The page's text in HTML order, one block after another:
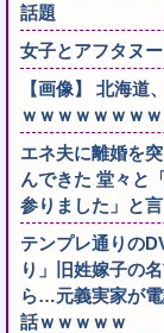
話題
女子とアフタヌ
【画像】 北海道
ｗｗｗｗｗｗｗ
エネ夫に離婚を
んできた 堂々と
参りました」と
テンプレ通りの
り」旧姓嫁子の
ら…元義実家が
話ｗｗｗｗｗ